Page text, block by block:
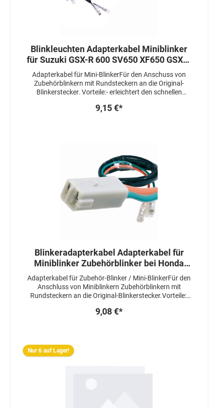
Blinkleuchten Adapterkabel Miniblinker
für Suzuki GSX-R 600 SV650 XF650 GSX-R
750 TL1000
Adapterkabel für Mini-BlinkerFür den Anschuss von
Zubehörblinkern mit Rundsteckern an die Original-
Blinkerstecker. Vorteile:- erleichtert den schnellen
Originalstecker am Kabelbaum muss nicht entfernt
9,15 €*
Blinkeradapterkabel Adapterkabel für
Miniblinker Zubehörblinker bei Honda
und Kawasaki Motorrädern 207-056
Adapterkabel für Zubehör-Blinker / Mini-BlinkerFür den
Anschluss von Miniblinkern Zubehörblinkern mit
Rundsteckern an die Original-Blinkerstecker.Vorteile:-
Löten oder Crimpen- der Originalstecker am
9,08 €*
Nur 6 auf Lager!